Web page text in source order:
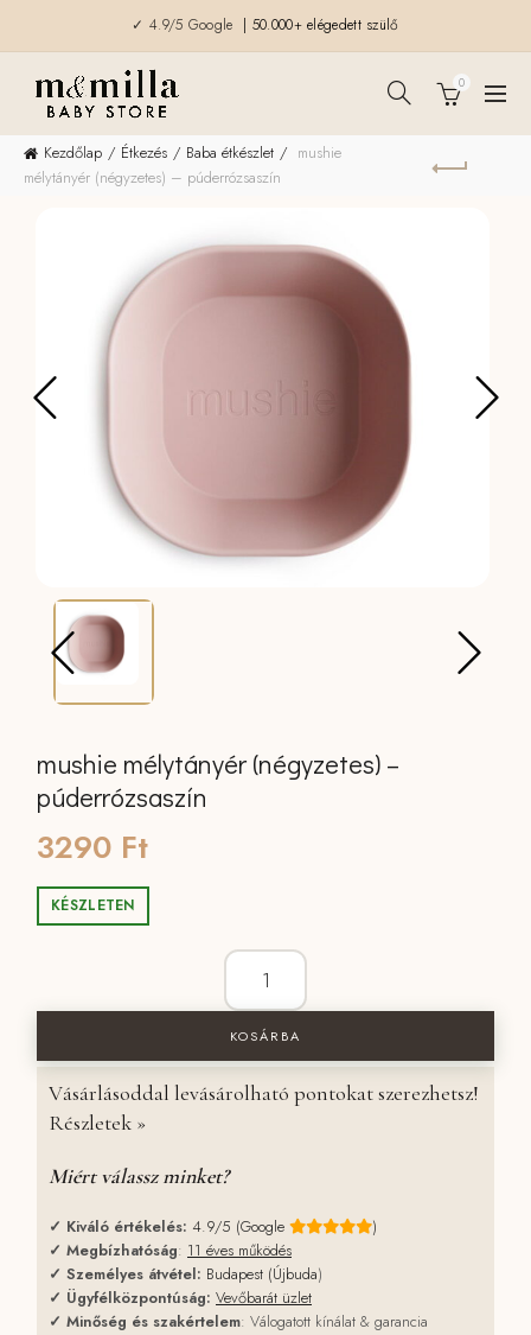
✓ 4.9/5 Google | 50.000+ elégedett szülő
0
Kezdőlap Étkezés Baba étkészlet
mushie
mélytányér (négyzetes) – púderrózsaszín
mushie mélytányér (négyzetes) –
púderrózsaszín
3290 Ft
KÉSZLETEN
mushie mélytányér (négyzetes) -
KOSÁRBA
Vásárlásoddal levásárolható pontokat szerezhetsz!
Részletek »
Miért válassz minket?
✓ Kiváló értékelés: 4.9/5 (Google
)
✓ Megbízhatóság: 11 éves működés
✓ Személyes átvétel: Budapest (Újbuda)
✓ Ügyfélközpontúság: Vevőbarát üzlet
✓ Minőség és szakértelem: Válogatott kínálat & garancia